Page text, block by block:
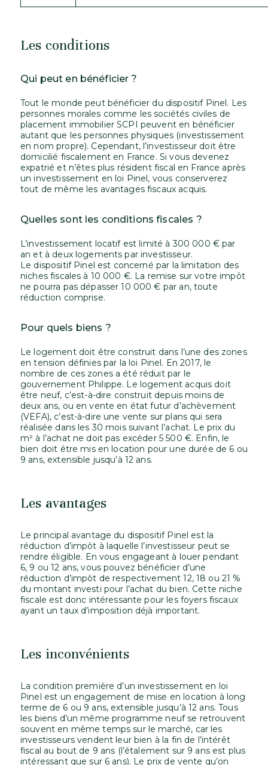
Les conditions
Qui peut en bénéficier ?
Tout le monde peut bénéficier du dispositif Pinel. Les
personnes morales comme les sociétés civiles de
placement immobilier SCPI peuvent en bénéficier
autant que les personnes physiques (investissement
en nom propre). Cependant, l’investisseur doit être
domicilié fiscalement en France. Si vous devenez
expatrié et n’êtes plus résident fiscal en France après
un investissement en loi Pinel, vous conserverez
tout de même les avantages fiscaux acquis.
Quelles sont les conditions fiscales ?
L’investissement locatif est limité à 300 000 € par
an et à deux logements par investisseur.
Le dispositif Pinel est concerné par la limitation des
niches fiscales à 10 000 €. La remise sur votre impôt
ne pourra pas dépasser 10 000 € par an, toute
réduction comprise.
Pour quels biens ?
Le logement doit être construit dans l’une des zones
en tension définies par la loi Pinel. En 2017, le
nombre de ces zones a été réduit par le
gouvernement Philippe. Le logement acquis doit
être neuf, c’est-à-dire construit depuis moins de
deux ans, ou en vente en état futur d’achèvement
(VEFA), c’est-à-dire une vente sur plans qui sera
réalisée dans les 30 mois suivant l’achat. Le prix du
m² à l’achat ne doit pas excéder 5 500 €. Enfin, le
bien doit être mis en location pour une durée de 6 ou
9 ans, extensible jusqu’à 12 ans.
Les avantages
Le principal avantage du dispositif Pinel est la
réduction d’impôt à laquelle l’investisseur peut se
rendre éligible. En vous engageant à louer pendant
6, 9 ou 12 ans, vous pouvez bénéficier d’une
réduction d’impôt de respectivement 12, 18 ou 21 %
du montant investi pour l’achat du bien. Cette niche
fiscale est donc intéressante pour les foyers fiscaux
ayant un taux d’imposition déjà important.
Les inconvénients
La condition première d’un investissement en loi
Pinel est un engagement de mise en location à long
terme de 6 ou 9 ans, extensible jusqu’à 12 ans. Tous
les biens d’un même programme neuf se retrouvent
souvent en même temps sur le marché, car les
investisseurs vendent leur bien à la fin de l’intérêt
fiscal au bout de 9 ans (l’étalement sur 9 ans est plus
intéressant que sur 6 ans). Le prix de vente qu’on